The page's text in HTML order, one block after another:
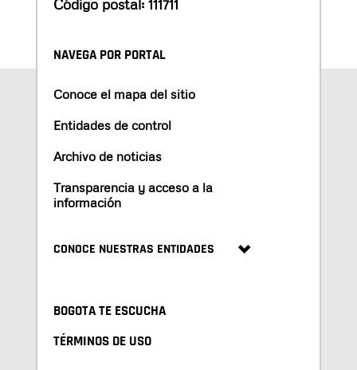
Código postal: 111711
NAVEGA POR PORTAL
Conoce el mapa del sitio
Entidades de control
Archivo de noticias
Transparencia y acceso a la
información
CONOCE NUESTRAS ENTIDADES
BOGOTA TE ESCUCHA
TÉRMINOS DE USO